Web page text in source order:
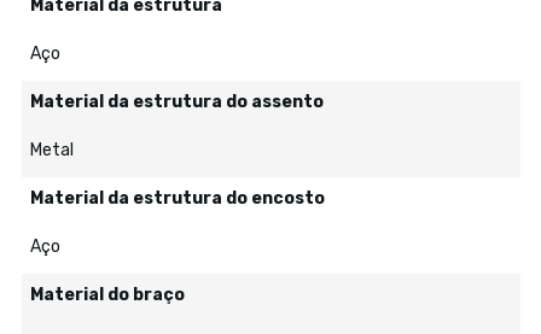
Material da estrutura
Aço
Material da estrutura do assento
Metal
Material da estrutura do encosto
Aço
Material do braço